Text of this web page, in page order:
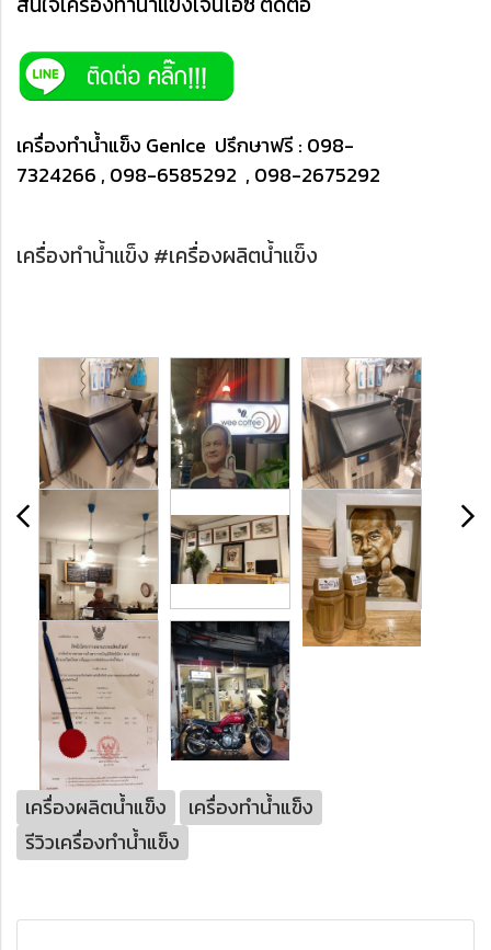
เครื่องทำน้ำแข็ง GenIce ปรึกษาฟรี : 098-
7324266 , 098-6585292 , 098-2675292
เครื่องทำน้ำแข็ง #เครื่องผลิตน้ำแข็ง
เครื่องผลิตน้ำแข็ง
เครื่องทำน้ำแข็ง
รีวิวเครื่องทำน้ำแข็ง